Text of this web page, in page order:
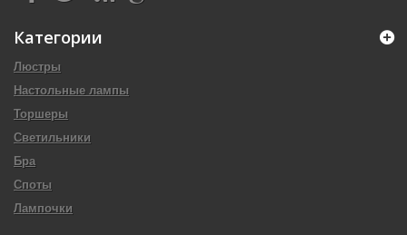
Категории
Люстры
Настольные лампы
Торшеры
Светильники
Бра
Споты
Лампочки